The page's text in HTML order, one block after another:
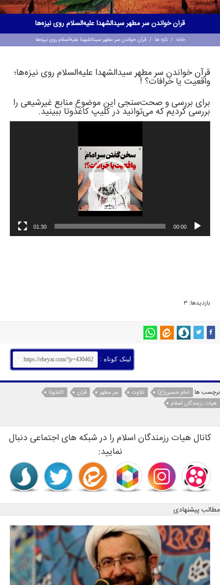
قرآن خواندن سر مطهر سیدالشهدا علیه‌السلام روی نیزه‌ها
خانه / تازه ها / قرآن خواندن سر مطهر سیدالشهدا علیه‌السلام روی نیزه‌ها
قرآن خواندن سر مطهر سیدالشهدا علیه‌السلام روی نیزه‌ها؛
واقعیت یا خرافات؟ !‌
برای بررسی و صحت‌سنجی این موضوع منابع غیرشیعی را
بررسی کردیم که می‌توانید در کلیپ کاغذوتا ببینید.
00:00
01:30
بازدیدها: 3
لینک کوتاه :
برچسب ها امام حسین(ع) تلاوت سر مطهر قرآن
کاغذوتا
هیات رزمندگان اسلام
کانال هیات رزمندگان اسلام را در شبکه های اجتماعی دنبال
نمایید:
مطالب پیشنهادی